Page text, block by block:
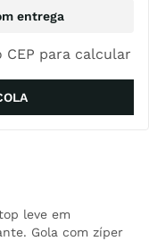
CEP para calcular
leve em
Gola com zíper